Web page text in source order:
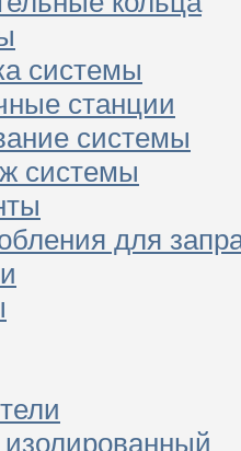
системы
станции
системы
системы
для